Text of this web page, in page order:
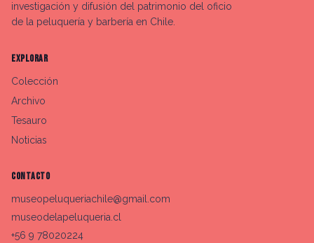
investigación y difusión del patrimonio del oficio
de la peluquería y barbería en Chile.
EXPLORAR
Colección
Archivo
Tesauro
Noticias
CONTACTO
museopeluqueriachile@gmail.com
museodelapeluqueria.cl
+56 9 78020224